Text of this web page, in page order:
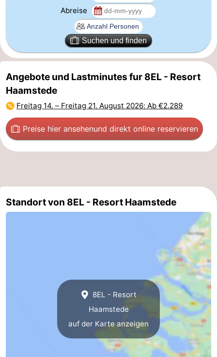
Medizin
Südholland
-
Leiden
Bollenstreek
Hollands
Noordwijk
-
Abreise
Suchen und finden
Angebote und Lastminutes fur 8EL - Resort
Haamstede
Freitag 14. – Freitag 21. August 2026: Ab €2.289
Preise hier ansehenund direkt online reservieren
Standort von 8EL - Resort Haamstede
8EL - Resort
Haamstede
auf der Karte anzeigen